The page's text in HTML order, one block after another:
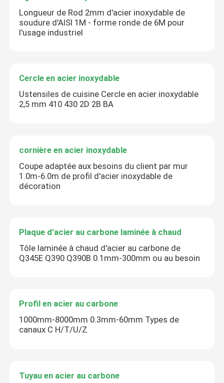
Longueur de Rod 2mm d'acier inoxydable de
soudure d'AISI 1M - forme ronde de 6M pour
l'usage industriel
Cercle en acier inoxydable
Ustensiles de cuisine Cercle en acier inoxydable
2,5 mm 410 430 2D 2B BA
cornière en acier inoxydable
Coupe adaptée aux besoins du client par mur
1.0m-6.0m de profil d'acier inoxydable de
décoration
Plaque d'acier au carbone laminée à chaud
Tôle laminée à chaud d'acier au carbone de
Q345E Q390 Q390B 0.1mm-300mm ou au besoin
Profil en acier au carbone
1000mm-8000mm 0.3mm-60mm Types de
canaux C H/T/U/Z
Tuyau en acier au carbone